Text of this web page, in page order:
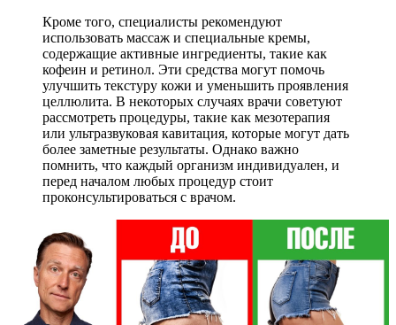
Кроме того, специалисты рекомендуют
использовать массаж и специальные кремы,
содержащие активные ингредиенты, такие как
кофеин и ретинол. Эти средства могут помочь
улучшить текстуру кожи и уменьшить проявления
целлюлита. В некоторых случаях врачи советуют
рассмотреть процедуры, такие как мезотерапия
или ультразвуковая кавитация, которые могут дать
более заметные результаты. Однако важно
помнить, что каждый организм индивидуален, и
перед началом любых процедур стоит
проконсультироваться с врачом.